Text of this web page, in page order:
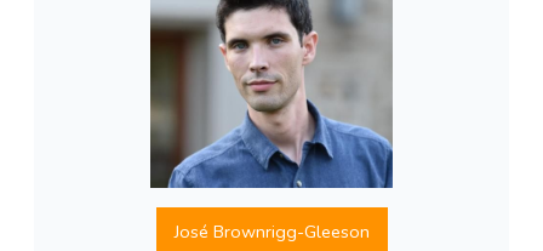
José Brownrigg-Gleeson